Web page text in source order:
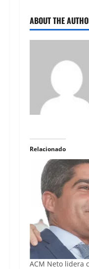
ABOUT THE
Relacionado
ACM Neto lidera